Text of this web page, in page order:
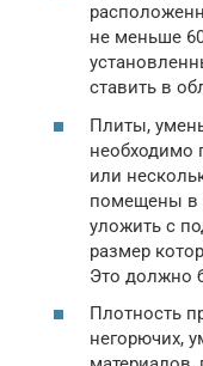
не меньше
ставить в
Плиты,
необходимо
или
помещены в
уложить с
размер
Это должно
Плотность
негорючих,